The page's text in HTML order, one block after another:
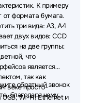
К примеру
от формата бумага.
три вида: A3, A4
двух видов: CCD
на две группы:
что
является
так как
веке просто-
Wi-Fi, Ethernet и
обратный звонок
благодаря чему